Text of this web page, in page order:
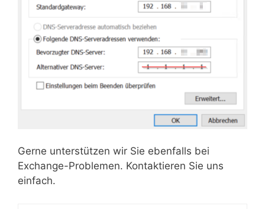
Gerne unterstützen wir Sie ebenfalls bei
Exchange-Problemen. Kontaktieren Sie uns
einfach.